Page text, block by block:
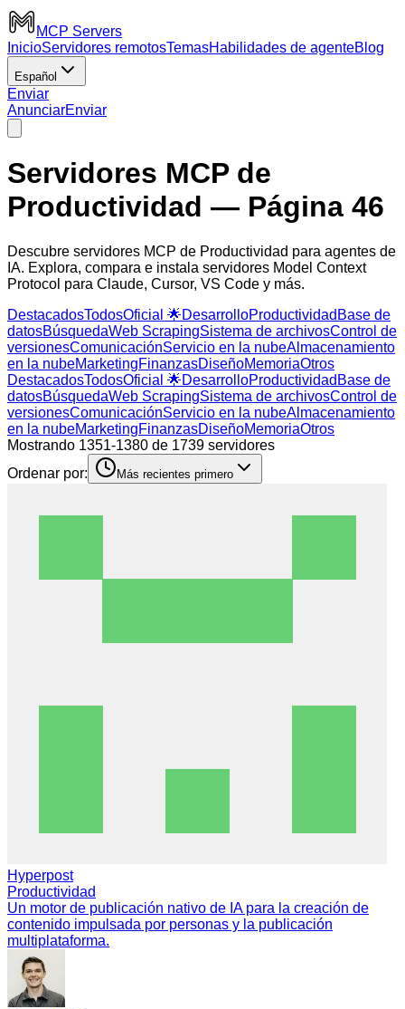
MCP Servers
InicioServidores remotosTemasHabilidades de agenteBlog
Español
Enviar
AnunciarEnviar
Servidores MCP de
Productividad — Página 46
Descubre servidores MCP de Productividad para agentes de
IA. Explora, compara e instala servidores Model Context
Protocol para Claude, Cursor, VS Code y más.
DestacadosTodosOficial 🌟DesarrolloProductividad Base de
datosBúsquedaWeb ScrapingSistema de archivosControl de
versionesComunicaciónServicio en la nubeAlmacenamiento
en la nubeMarketingFinanzasDiseñoMemoriaOtros
DestacadosTodosOficial 🌟DesarrolloProductividad Base de
datosBúsquedaWeb ScrapingSistema de archivosControl de
versionesComunicaciónServicio en la nubeAlmacenamiento
en la nubeMarketingFinanzasDiseñoMemoriaOtros
Mostrando 1351-1380 de 1739 servidores
Ordenar por:
Más recientes primero
Hyperpost
Productividad
Un motor de publicación nativo de IA para la creación de
contenido impulsada por personas y la publicación
multiplataforma.